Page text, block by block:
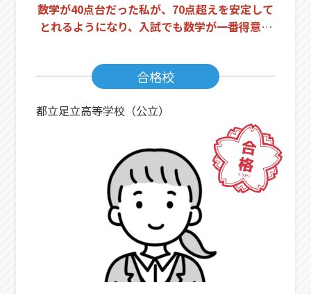
数学が40点台だった私が、70点超えを安定して
とれるようになり、入試でも数学が一番得意科
合格校
都立足立高等学校（公立）